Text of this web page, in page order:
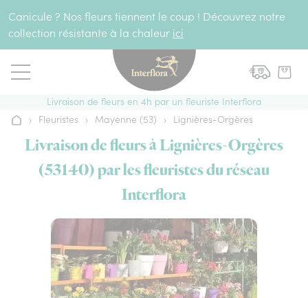
Canicule ? Nos fleurs tiennent le coup ! Découvrez notre
collection résistante à la chaleur ici
Livraison de fleurs en 4h par un fleuriste Interflora
Accueil
› Fleuristes › Mayenne (53) › Lignières-Orgères
Livraison de fleurs à Lignières-Orgères
(53140) par les fleuristes du réseau
Interflora